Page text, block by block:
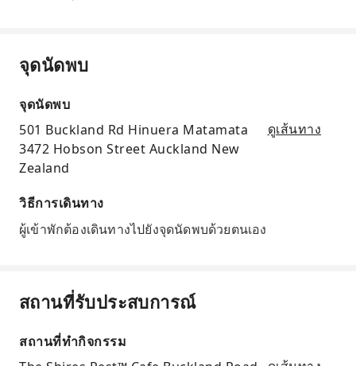
จุดนัดพบ
จุดนัดพบ
501 Buckland Rd Hinuera Matamata
3472 Hobson Street Auckland New
Zealand
ดูเส้นทาง
วิธีการเดินทาง
ผู้เข้าพักต้องเดินทางไปยังจุดนัดพบด้วยตนเอง
สถานที่รับประสบการณ์
สถานที่ทำกิจกรรม